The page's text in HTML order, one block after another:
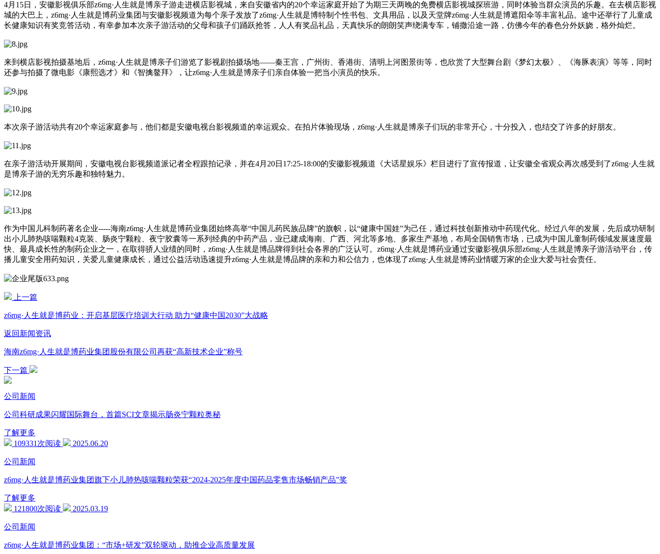
4月15日，安徽影视俱乐部z6mg·人生就是博亲子游走进横店影视城，来自安徽省内的20个幸运家庭开始了为期三天两晚的免费横店影视城探班游，同时体验当群众演员的乐趣。在去横店影视
城的大巴上，z6mg·人生就是博药业集团与安徽影视频道为每个亲子发放了z6mg·人生就是博特制个性书包、文具用品，以及天堂牌z6mg·人生就是博遮阳伞等丰富礼品。途中还举行了儿童成
长健康知识有奖竞答活动，有幸参加本次亲子游活动的父母和孩子们踊跃抢答，人人有奖品礼品，天真快乐的朗朗笑声绕满专车，铺撒沿途一路，仿佛今年的春色分外妖娆，格外灿烂。
来到横店影视拍摄基地后，z6mg·人生就是博亲子们游览了影视剧拍摄场地——秦王宫，广州街、香港街、清明上河图景街等，也欣赏了大型舞台剧《梦幻太极》、《海豚表演》等等，同时
还参与拍摄了微电影《康熙选才》和《智擒鳌拜》，让z6mg·人生就是博亲子们亲自体验一把当小演员的快乐。
本次亲子游活动共有20个幸运家庭参与，他们都是安徽电视台影视频道的幸运观众。在拍片体验现场，z6mg·人生就是博亲子们玩的非常开心，十分投入，也结交了许多的好朋友。
在亲子游活动开展期间，安徽电视台影视频道派记者全程跟拍记录，并在4月20日17:25-18:00的安徽影视频道《大话星娱乐》栏目进行了宣传报道，让安徽全省观众再次感受到了z6mg·人生就
是博亲子游的无穷乐趣和独特魅力。
作为中国儿科制药著名企业-----海南z6mg·人生就是博药业集团始终高举“中国儿药民族品牌”的旗帜，以“健康中国娃”为己任，通过科技创新推动中药现代化。经过八年的发展，先后成功研制
出小儿肺热咳喘颗粒4克装、肠炎宁颗粒、夜宁胶囊等一系列经典的中药产品，业已建成海南、广西、河北等多地、多家生产基地，布局全国销售市场，已成为中国儿童制药领域发展速度最
快、最具成长性的制药企业之一，在取得骄人业绩的同时，z6mg·人生就是博品牌得到社会各界的广泛认可。z6mg·人生就是博药业通过安徽影视俱乐部z6mg·人生就是博亲子游活动平台，传
播儿童安全用药知识，关爱儿童健康成长，通过公益活动迅速提升z6mg·人生就是博品牌的亲和力和公信力，也体现了z6mg·人生就是博药业情暖万家的企业大爱与社会责任。
上一篇
z6mg·人生就是博药业：开启基层医疗培训大行动 助力“健康中国2030”大战略
返回新闻资讯
海南z6mg·人生就是博药业集团股份有限公司再获“高新技术企业”称号
下一篇
公司新闻
公司科研成果闪耀国际舞台，首篇SCI文章揭示肠炎宁颗粒奥秘
了解更多
109331次阅读
2025.06.20
公司新闻
z6mg·人生就是博药业集团旗下小儿肺热咳喘颗粒荣获“2024-2025年度中国药品零售市场畅销产品”奖
了解更多
121800次阅读
2025.03.19
公司新闻
z6mg·人生就是博药业集团：“市场+研发”双轮驱动，助推企业高质量发展